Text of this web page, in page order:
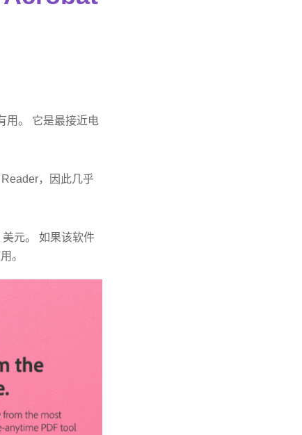
用。 它是最接近电
，因此几乎
元。 如果该软件
。